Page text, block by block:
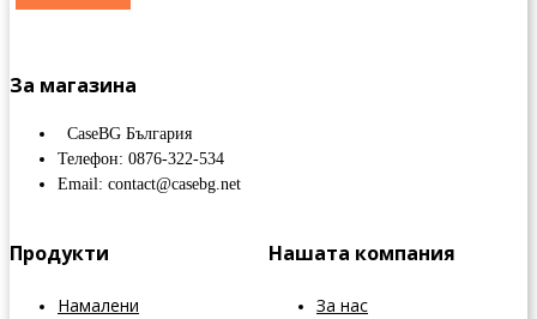
За магазина
CaseBG България
Телефон: 0876-322-534
Email: contact@casebg.net
Продукти
Намалени
Нашата компания
За нас